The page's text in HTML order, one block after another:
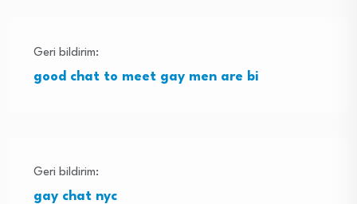
Geri bildirim:
good chat to meet gay men are bi
Geri bildirim:
gay chat nyc